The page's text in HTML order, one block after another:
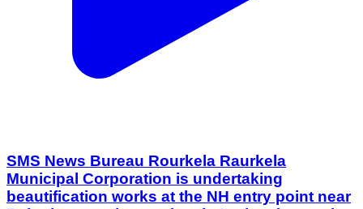
SMS News Bureau Rourkela Raurkela
Municipal Corporation is undertaking
beautification works at the NH entry point near